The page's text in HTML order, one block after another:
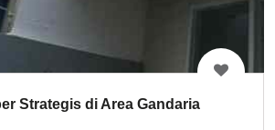
Strategis di Area Gandaria